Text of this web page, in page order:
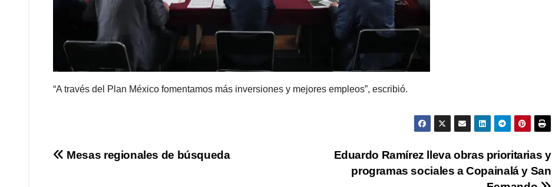
“A través del Plan México fomentamos más inversiones y mejores empleos”, escribió.
Navegación
Eduardo Ramírez lleva obras prioritarias y
programas sociales a Copainalá y San
Mesas regionales de búsqueda